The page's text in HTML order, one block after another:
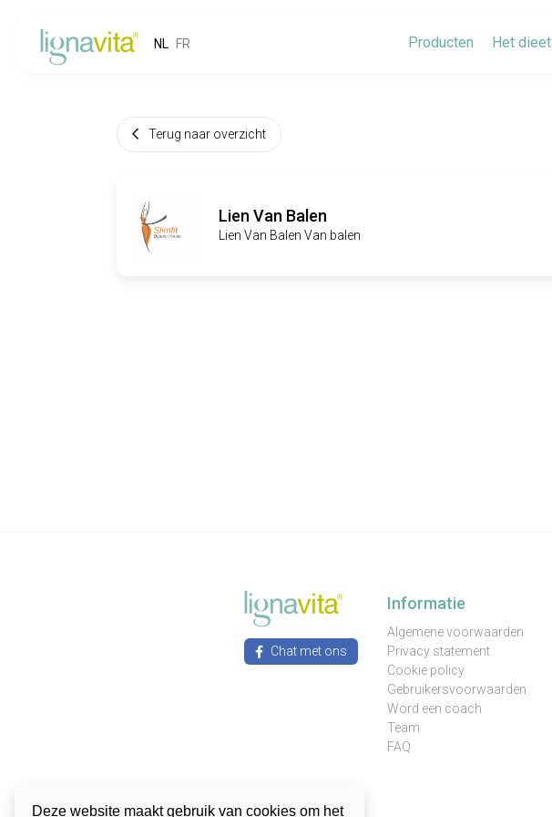
Deze website maakt gebruik van cookies om het
NL FR Producten Het dieet
Terug naar overzicht
Lien Van Balen
Lien Van Balen Van balen
Chat met ons
Informatie
Algemene voorwaarden
Privacy statement
Cookie policy
Gebruikersvoorwaarden
Word een coach
Team
FAQ